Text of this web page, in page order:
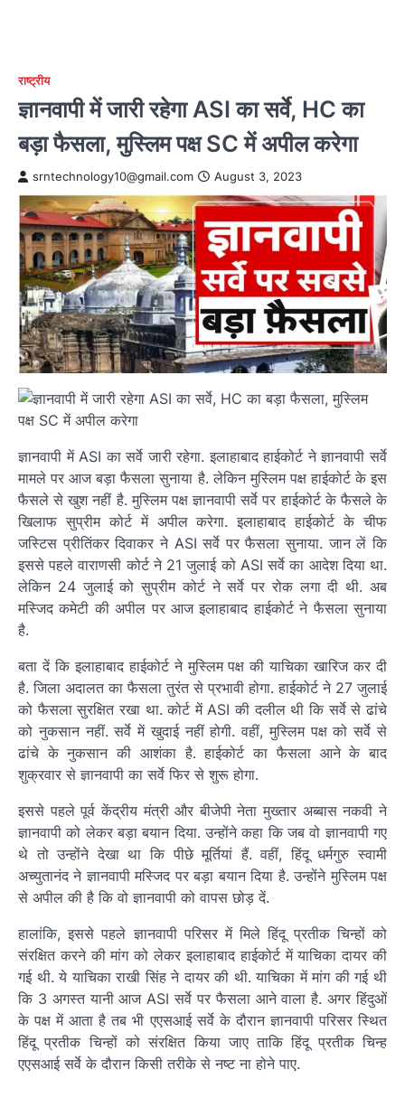
राष्ट्रीय
ज्ञानवापी में जारी रहेगा ASI का सर्वे, HC का
बड़ा फैसला, मुस्लिम पक्ष SC में अपील करेगा
srntechnology10@gmail.com August 3, 2023
ज्ञानवापी में ASI का सर्वे जारी रहेगा. इलाहाबाद हाईकोर्ट ने ज्ञानवापी सर्वे
मामले पर आज बड़ा फैसला सुनाया है. लेकिन मुस्लिम पक्ष हाईकोर्ट के इस
फैसले से खुश नहीं है. मुस्लिम पक्ष ज्ञानवापी सर्वे पर हाईकोर्ट के फैसले के
खिलाफ सुप्रीम कोर्ट में अपील करेगा. इलाहाबाद हाईकोर्ट के चीफ
जस्टिस प्रीतिंकर दिवाकर ने ASI सर्वे पर फैसला सुनाया. जान लें कि
इससे पहले वाराणसी कोर्ट ने 21 जुलाई को ASI सर्वे का आदेश दिया था.
लेकिन 24 जुलाई को सुप्रीम कोर्ट ने सर्वे पर रोक लगा दी थी. अब
मस्जिद कमेटी की अपील पर आज इलाहाबाद हाईकोर्ट ने फैसला सुनाया
है.
बता दें कि इलाहाबाद हाईकोर्ट ने मुस्लिम पक्ष की याचिका खारिज कर दी
है. जिला अदालत का फैसला तुरंत से प्रभावी होगा. हाईकोर्ट ने 27 जुलाई
को फैसला सुरक्षित रखा था. कोर्ट में ASI की दलील थी कि सर्वे से ढांचे
को नुकसान नहीं. सर्वे में खुदाई नहीं होगी. वहीं, मुस्लिम पक्ष को सर्वे से
ढांचे के नुकसान की आशंका है. हाईकोर्ट का फैसला आने के बाद
शुक्रवार से ज्ञानवापी का सर्वे फिर से शुरू होगा.
इससे पहले पूर्व केंद्रीय मंत्री और बीजेपी नेता मुख्तार अब्बास नकवी ने
ज्ञानवापी को लेकर बड़ा बयान दिया. उन्होंने कहा कि जब वो ज्ञानवापी गए
थे तो उन्होंने देखा था कि पीछे मूर्तियां हैं. वहीं, हिंदू धर्मगुरु स्वामी
अच्युतानंद ने ज्ञानवापी मस्जिद पर बड़ा बयान दिया है. उन्होंने मुस्लिम पक्ष
से अपील की है कि वो ज्ञानवापी को वापस छोड़ दें.
हालांकि, इससे पहले ज्ञानवापी परिसर में मिले हिंदू प्रतीक चिन्हों को
संरक्षित करने की मांग को लेकर इलाहाबाद हाईकोर्ट में याचिका दायर की
गई थी. ये याचिका राखी सिंह ने दायर की थी. याचिका में मांग की गई थी
कि 3 अगस्त यानी आज ASI सर्वे पर फैसला आने वाला है. अगर हिंदुओं
के पक्ष में आता है तब भी एएसआई सर्वे के दौरान ज्ञानवापी परिसर स्थित
हिंदू प्रतीक चिन्हों को संरक्षित किया जाए ताकि हिंदू प्रतीक चिन्ह
एएसआई सर्वे के दौरान किसी तरीके से नष्ट ना होने पाए.